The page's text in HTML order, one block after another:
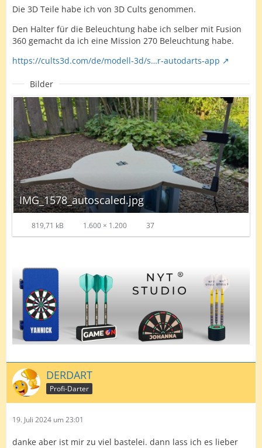
Die 3D Teile habe ich von 3D Cults genommen.
Den Halter für die Beleuchtung habe ich selber mit Fusion
360 gemacht da ich eine Mission 270 Beleuchtung habe.
https://cults3d.com/de/modell-3d/s…r-autodarts-app
Bilder
IMG_1578_autoscaled.jpg
819,71 kB 1.600 × 1.200 37
DERDART
Profi-Darter
19. Juli 2024 um 23:01
danke aber ist mir zu viel bastelei. dann lass ich es lieber